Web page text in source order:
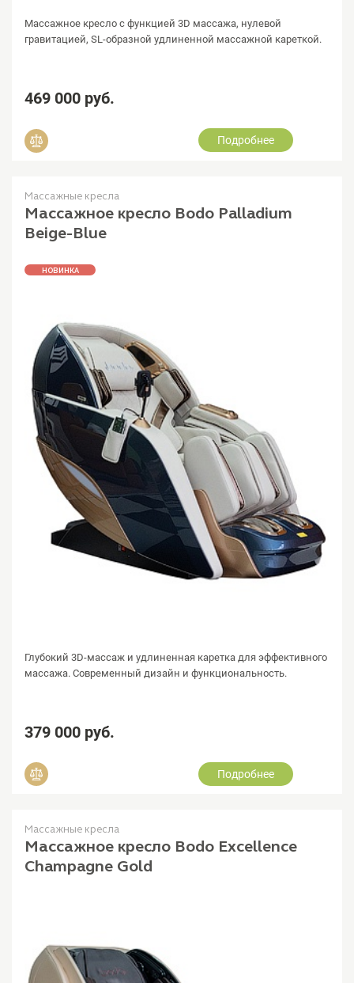
Массажное кресло с функцией 3D массажа, нулевой
гравитацией, SL-образной удлиненной массажной кареткой.
469 000 руб.
Подробнее
Массажные кресла
Массажное кресло Bodo Palladium
Beige-Blue
НОВИНКА
Глубокий 3D-массаж и удлиненная каретка для эффективного
массажа. Современный дизайн и функциональность.
379 000 руб.
Подробнее
Массажные кресла
Массажное кресло Bodo Excellence
Champagne Gold